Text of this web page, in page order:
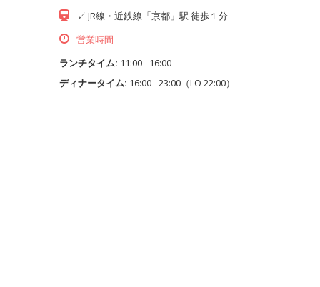
✓ JR線・近鉄線「京都」駅 徒歩１分
営業時間
ランチタイム: 11:00 - 16:00
ディナータイム: 16:00 - 23:00（LO 22:00）